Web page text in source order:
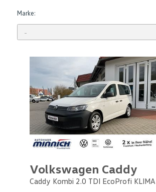
Marke:
Volkswagen Caddy
Caddy Kombi 2.0 TDI EcoProfi KLIMA